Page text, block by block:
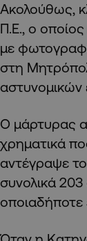
Ακολούθως,
Π.Ε., ο
με
στη
Ο μάρτυρας
χρηματικά
αντέγραψε
συνολικά
οποιαδήποτε